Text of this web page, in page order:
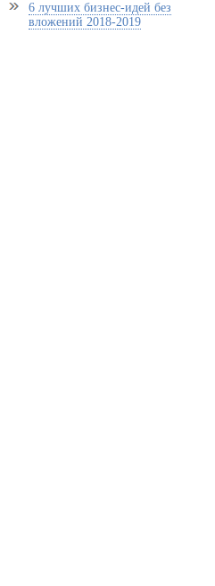
6 лучших бизнес-идей без
вложений 2018-2019